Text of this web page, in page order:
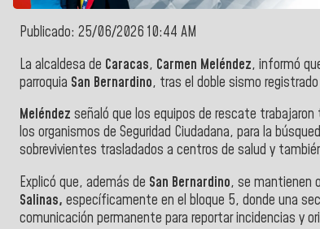
Publicado: 25/06/2026 10:44 AM
La alcaldesa de Caracas, Carmen Meléndez, informó
parroquia San Bernardino, tras el doble sismo
Meléndez señaló que los equipos de rescate
los organismos de Seguridad Ciudadana, para la
sobrevivientes trasladados a centros de salud y
Explicó que, además de San Bernardino, se mantienen
Salinas, específicamente en el bloque 5, donde una
comunicación permanente para reportar incidencias y